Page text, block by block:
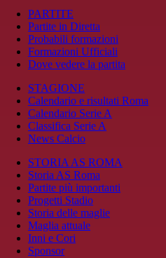
PARTITE
Partite in Diretta
Probabili formazioni
Formazioni Ufficiali
Dove vedere la partita
STAGIONE
Calendario e risultati Roma
Calendario Serie A
Classifica Serie A
News Calcio
STORIA AS ROMA
Storia AS Roma
Partite più importanti
Progetti Stadio
Storia delle maglie
Maglia attuale
Inni e Cori
Sponsor